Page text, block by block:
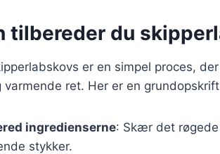
tilbereder du
er en simpel proces,
ret. Her er en
ingredienserne: Skær det
stykker.